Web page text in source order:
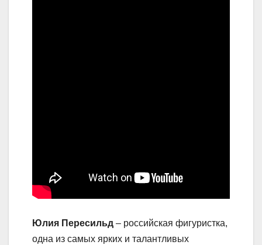
Юлия Пересильд – российская фигуристка,
одна из самых ярких и талантливых